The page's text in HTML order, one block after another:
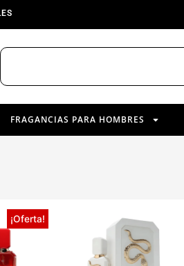
FRAGANCIAS PARA HOMBRES
¡Oferta!